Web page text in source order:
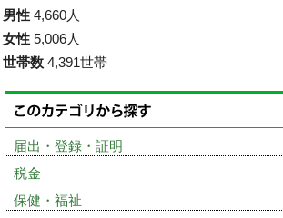
男性 4,660人
女性 5,006人
世帯数 4,391世帯
届出・登録・証明
税金
保健・福祉